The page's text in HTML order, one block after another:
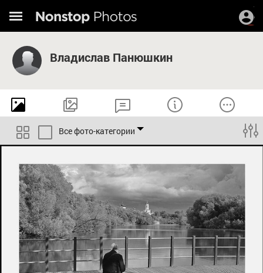
Владислав Панюшкин
Все фото-категории